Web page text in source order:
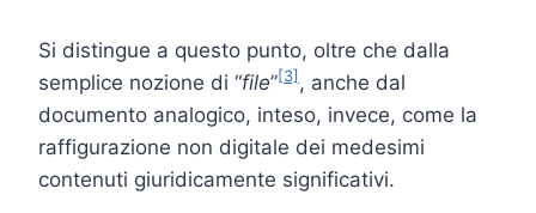
Si distingue a questo punto, oltre che dalla
semplice nozione di “file”[3] , anche dal
documento analogico, inteso, invece, come la
raffigurazione non digitale dei medesimi
contenuti giuridicamente significativi.